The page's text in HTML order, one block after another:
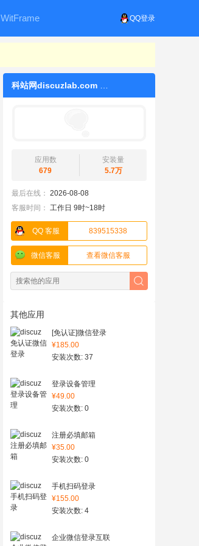
QQ登录
WitFrame
科站网discuzlab.com
应用数
679
安装量
5.7万
最后在线： 2026-08-08
客服时间： 工作日 9时~18时
QQ 客服 839515338
微信客服 查看微信客服
其他应用
[免认证]微信登录
¥185.00
安装次数: 37
登录设备管理
¥49.00
安装次数: 0
注册必填邮箱
¥35.00
安装次数: 0
手机扫码登录
¥155.00
安装次数: 4
企业微信登录互联